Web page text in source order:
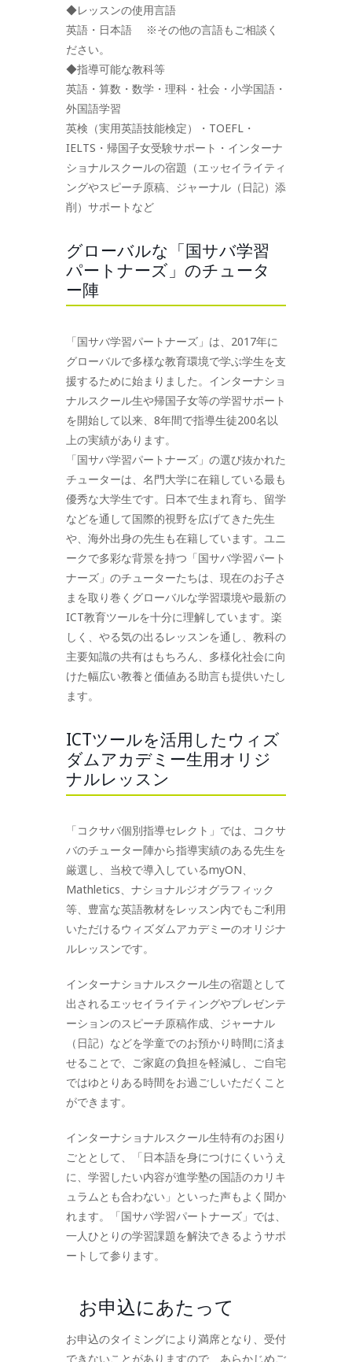
◆レッスンの使用言語
英語・日本語 ※その他の言語もご相談く
ださい。
◆指導可能な教科等
英語・算数・数学・理科・社会・小学国語・
外国語学習
英検（実用英語技能検定）・TOEFL・
IELTS・帰国子女受験サポート・インターナ
ショナルスクールの宿題（エッセイライティ
ングやスピーチ原稿、ジャーナル（日記）添
削）サポートなど
グローバルな「国サバ学習
パートナーズ」のチュータ
ー陣
「国サバ学習パートナーズ」は、2017年に
グローバルで多様な教育環境で学ぶ学生を支
援するために始まりました。インターナショ
ナルスクール生や帰国子女等の学習サポート
を開始して以来、8年間で指導生徒200名以
上の実績があります。
「国サバ学習パートナーズ」の選び抜かれた
チューターは、名門大学に在籍している最も
優秀な大学生です。日本で生まれ育ち、留学
などを通して国際的視野を広げてきた先生
や、海外出身の先生も在籍しています。ユニ
ークで多彩な背景を持つ「国サバ学習パート
ナーズ」のチューターたちは、現在のお子さ
まを取り巻くグローバルな学習環境や最新の
ICT教育ツールを十分に理解しています。楽
しく、やる気の出るレッスンを通し、教科の
主要知識の共有はもちろん、多様化社会に向
けた幅広い教養と価値ある助言も提供いたし
ます。
ICTツールを活用したウィズ
ダムアカデミー生用オリジ
ナルレッスン
「コクサバ個別指導セレクト」では、コクサ
バのチューター陣から指導実績のある先生を
厳選し、当校で導入しているmyON、
Mathletics、ナショナルジオグラフィック
等、豊富な英語教材をレッスン内でもご利用
いただけるウィズダムアカデミーのオリジナ
ルレッスンです。
インターナショナルスクール生の宿題として
出されるエッセイライティングやプレゼンテ
ーションのスピーチ原稿作成、ジャーナル
（日記）などを学童でのお預かり時間に済ま
せることで、ご家庭の負担を軽減し、ご自宅
ではゆとりある時間をお過ごしいただくこと
ができます。
インターナショナルスクール生特有のお困り
ごととして、「日本語を身につけにくいうえ
に、学習したい内容が進学塾の国語のカリキ
ュラムとも合わない」といった声もよく聞か
れます。「国サバ学習パートナーズ」では、
一人ひとりの学習課題を解決できるようサポ
ートして参ります。
お申込にあたって
お申込のタイミングにより満席となり、受付
できないことがありますので、あらかじめご